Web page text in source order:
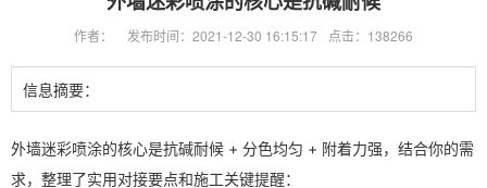
作者： 发布时间：2021-12-30 16:15:17 点击：138266
信息摘要：
外墙迷彩喷涂的核心是抗碱耐候 + 分色均匀 + 附着力强，结合你的需
求，整理了实用对接要点和施工关键提醒：